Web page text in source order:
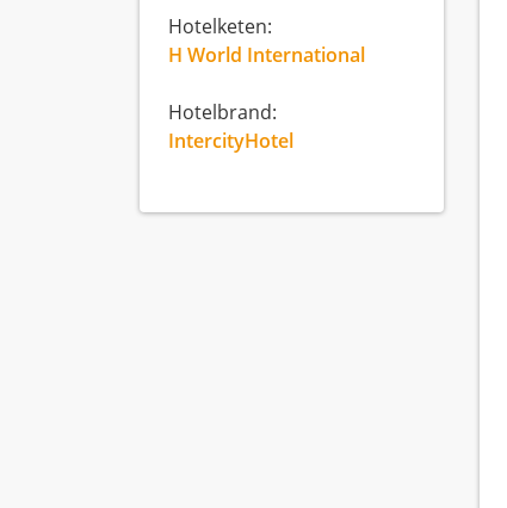
Hotelketen:
H World International
Hotelbrand:
IntercityHotel